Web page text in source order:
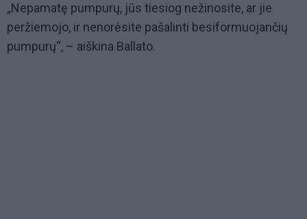
„Nepamatę pumpurų, jūs tiesiog nežinosite, ar jie
peržiemojo, ir nenorėsite pašalinti besiformuojančių
pumpurų“, – aiškina Ballato.